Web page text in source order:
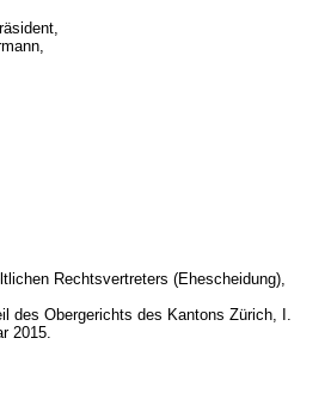
Rechtsvertreters (Ehescheidung),
des Obergerichts des Kantons Zürich, I.
2015.